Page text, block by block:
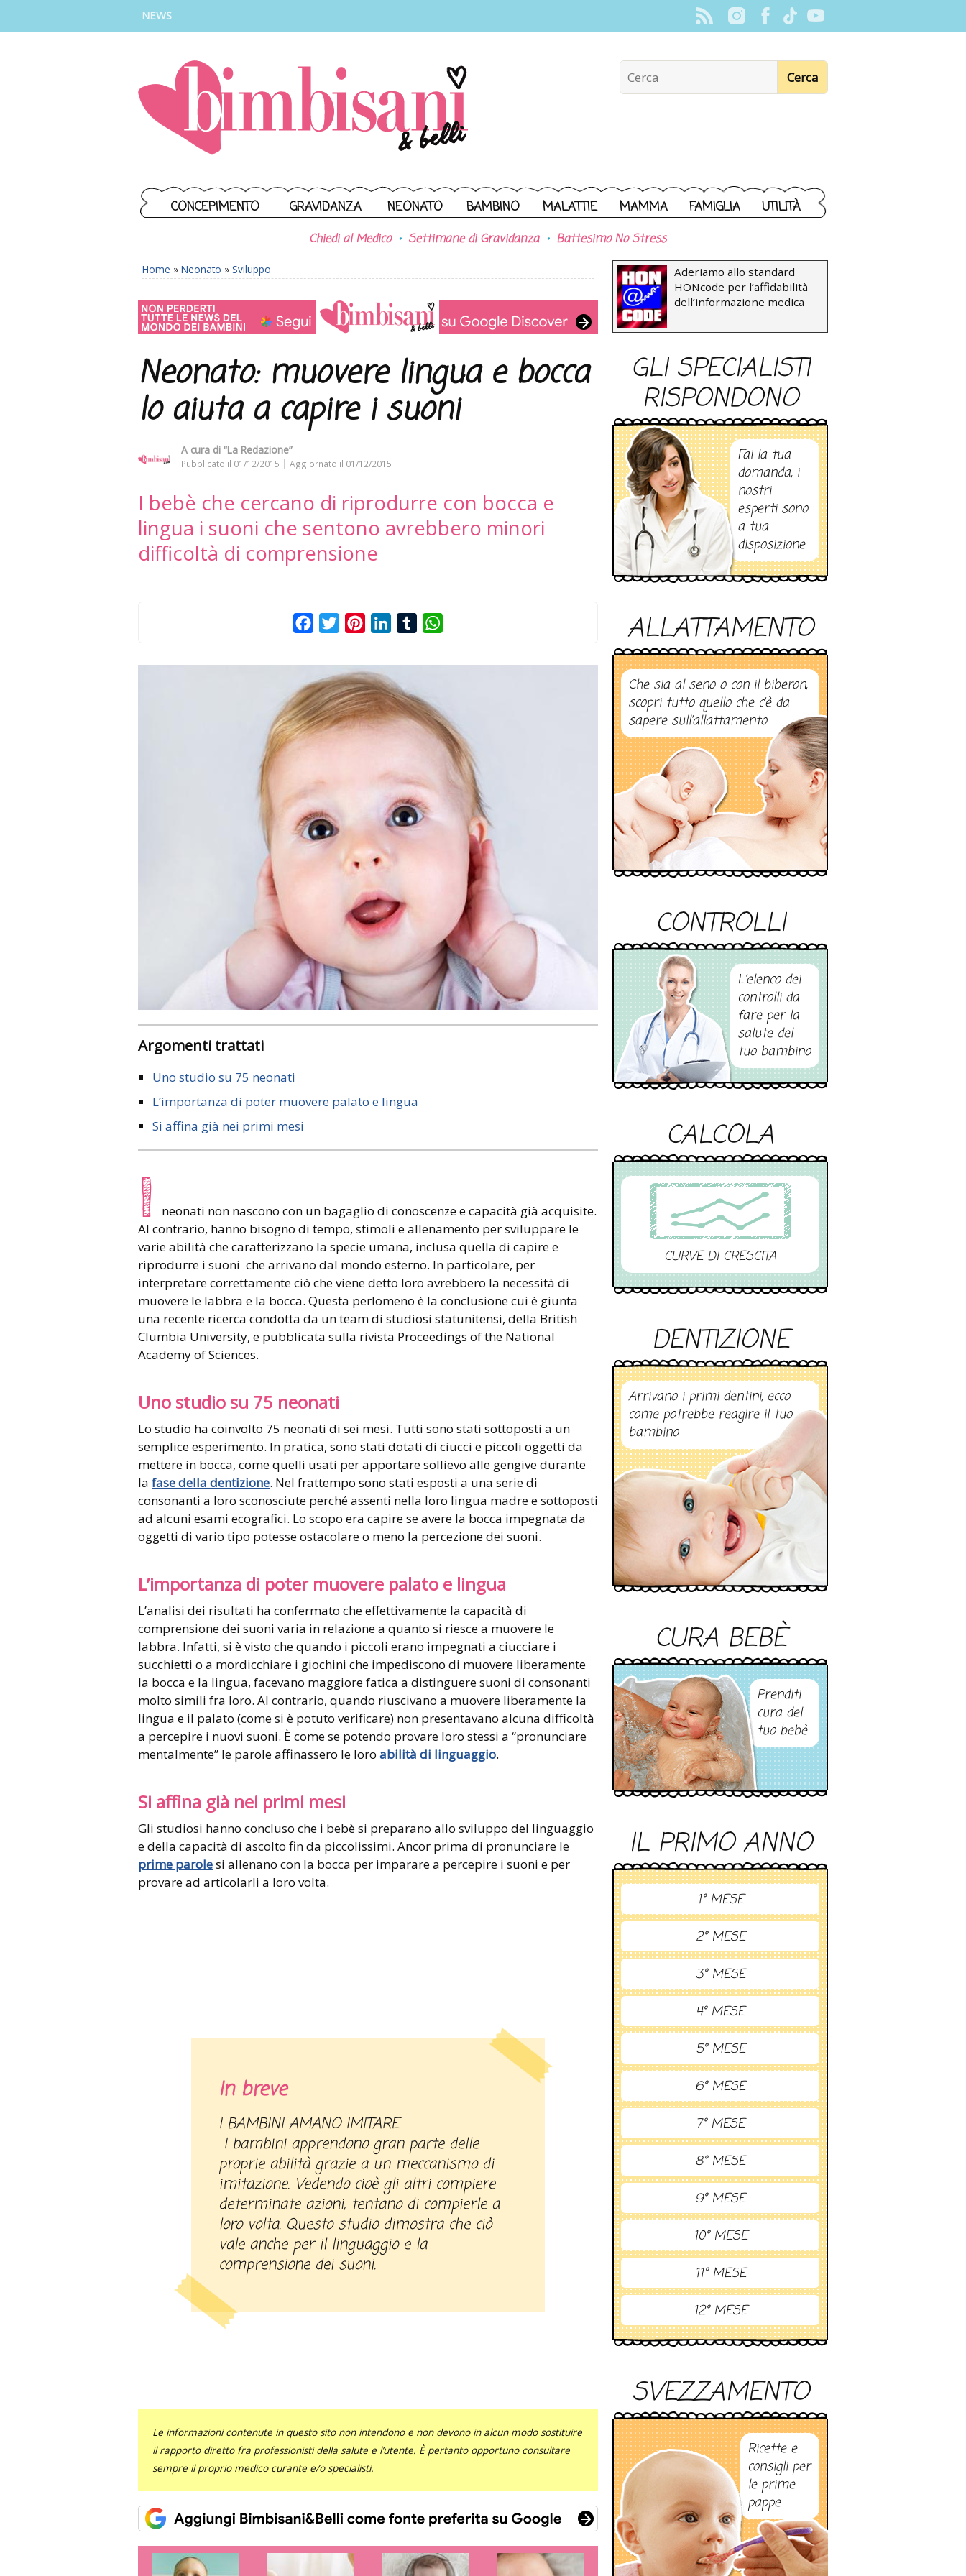
NEWS
CONCEPIMENTO GRAVIDANZA NEONATO BAMBINO MALATTIE MAMMA FAMIGLIA UTILITÀ
Chiedi al Medico Settimane di Gravidanza Battesimo No Stress
Home » Neonato » Sviluppo
Neonato: muovere lingua e bocca
lo aiuta a capire i suoni
A cura di “La Redazione”
Pubblicato il 01/12/2015 Aggiornato il 01/12/2015
I bebè che cercano di riprodurre con bocca e
lingua i suoni che sentono avrebbero minori
difficoltà di comprensione
FacebookTwitterPinterestLinkedInTumblr
Argomenti trattati
Uno studio su 75 neonati
L’importanza di poter muovere palato e lingua
Si affina già nei primi mesi
I
neonati non nascono con un bagaglio di conoscenze e capacità già acquisite.
Al contrario, hanno bisogno di tempo, stimoli e allenamento per sviluppare le
varie abilità che caratterizzano la specie umana, inclusa quella di capire e
riprodurre i suoni che arrivano dal mondo esterno. In particolare, per
interpretare correttamente ciò che viene detto loro avrebbero la necessità di
muovere le labbra e la bocca. Questa perlomeno è la conclusione cui è giunta
una recente ricerca condotta da un team di studiosi statunitensi, della British
Clumbia University, e pubblicata sulla rivista Proceedings of the National
Academy of Sciences.
Uno studio su 75 neonati
Lo studio ha coinvolto 75 neonati di sei mesi. Tutti sono stati sottoposti a un
semplice esperimento. In pratica, sono stati dotati di ciucci e piccoli oggetti da
mettere in bocca, come quelli usati per apportare sollievo alle gengive durante
la fase della dentizione. Nel frattempo sono stati esposti a una serie di
consonanti a loro sconosciute perché assenti nella loro lingua madre e sottoposti
ad alcuni esami ecografici. Lo scopo era capire se avere la bocca impegnata da
oggetti di vario tipo potesse ostacolare o meno la percezione dei suoni.
L’importanza di poter muovere palato e lingua
L’analisi dei risultati ha confermato che effettivamente la capacità di
comprensione dei suoni varia in relazione a quanto si riesce a muovere le
labbra. Infatti, si è visto che quando i piccoli erano impegnati a ciucciare i
succhietti o a mordicchiare i giochini che impediscono di muovere liberamente
la bocca e la lingua, facevano maggiore fatica a distinguere suoni di consonanti
molto simili fra loro. Al contrario, quando riuscivano a muovere liberamente la
lingua e il palato (come si è potuto verificare) non presentavano alcuna difficoltà
a percepire i nuovi suoni. È come se potendo provare loro stessi a “pronunciare
mentalmente” le parole affinassero le loro abilità di linguaggio.
Si affina già nei primi mesi
Gli studiosi hanno concluso che i bebè si preparano allo sviluppo del linguaggio
e della capacità di ascolto fin da piccolissimi. Ancor prima di pronunciare le
prime parolesi allenano con la bocca per imparare a percepire i suoni e per
provare ad articolarli a loro volta.
In breve
I BAMBINI AMANO IMITARE
I bambini apprendono gran parte delle
proprie abilità grazie a un meccanismo di
imitazione. Vedendo cioè gli altri compiere
determinate azioni, tentano di compierle a
loro volta. Questo studio dimostra che ciò
vale anche per il linguaggio e la
comprensione dei suoni.
Le informazioni contenute in questo sito non intendono e non devono in alcun modo sostituire
il rapporto diretto fra professionisti della salute e l’utente. È pertanto opportuno consultare
sempre il proprio medico curante e/o specialisti.
Aderiamo allo standard
HONcode per l’affidabilità
dell’informazione medica
GLI SPECIALISTI
RISPONDONO
Fai la tua
domanda, i
nostri
esperti sono
a tua
disposizione
ALLATTAMENTO
Che sia al seno o con il biberon,
scopri tutto quello che c’è da
sapere sull’allattamento
CONTROLLI
L’elenco dei
controlli da
fare per la
salute del
tuo bambino
CALCOLA
CURVE DI CRESCITA
DENTIZIONE
Arrivano i primi dentini, ecco
come potrebbe reagire il tuo
bambino
CURA BEBÈ
Prenditi
cura del
tuo bebè
IL PRIMO ANNO
1° MESE
2° MESE
3° MESE
4° MESE
5° MESE
6° MESE
7° MESE
8° MESE
9° MESE
10° MESE
11° MESE
12° MESE
SVEZZAMENTO
Ricette e
consigli per
le prime
pappe